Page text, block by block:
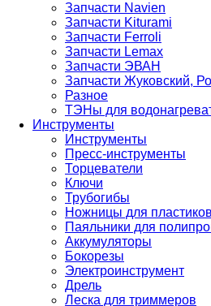
Запчасти Navien
Запчасти Kiturami
Запчасти Ferroli
Запчасти Lemax
Запчасти ЭВАН
Запчасти Жуковский,
Разное
ТЭНы для
Инструменты
Инструменты
Пресс-инструменты
Торцеватели
Ключи
Трубогибы
Ножницы для
Паяльники для
Аккумуляторы
Бокорезы
Электроинструмент
Дрель
Леска для триммеров